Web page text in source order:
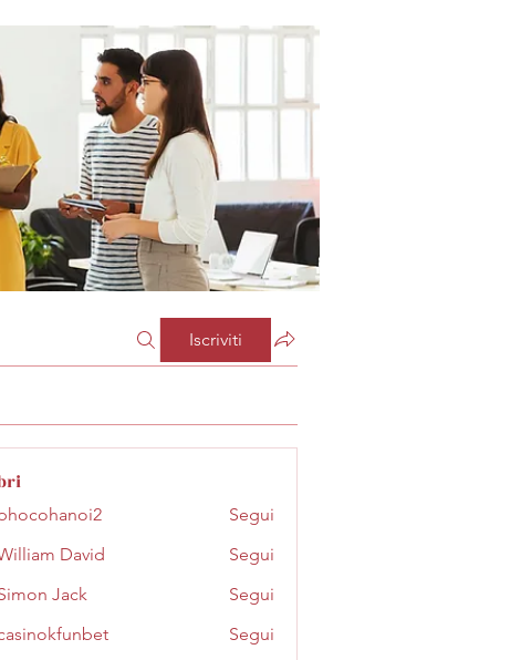
Iscriviti
Segui
David
Segui
Jack
Segui
Segui